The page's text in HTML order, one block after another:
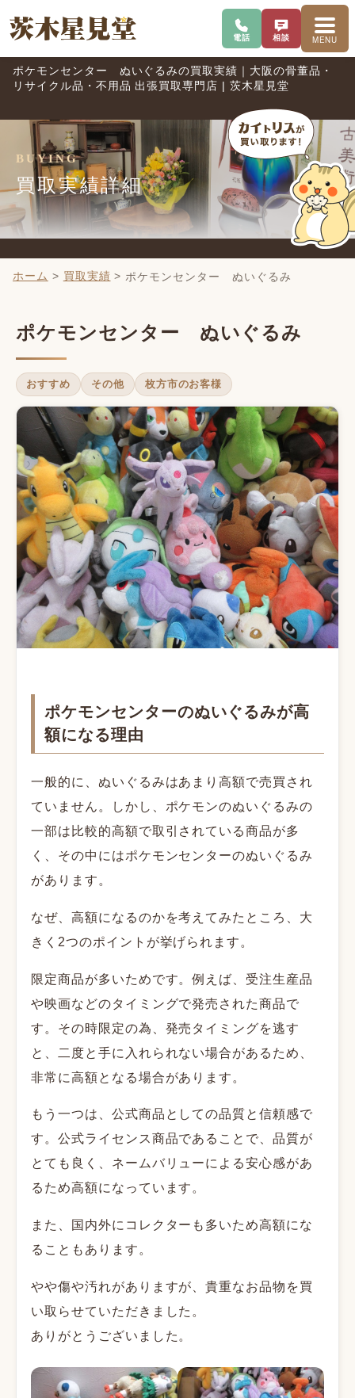
電話で問い合わせ
電話 査定を相談
相談 MENUメニ
ポケモンセンター ぬいぐるみの買取実績｜大阪の骨董品・
リサイクル品・不用品 出張買取専門店 | 茨木星見堂
BUYING
買取実績詳細
ホーム > 買取実績 > ポケモンセンター ぬいぐるみ
ポケモンセンター ぬいぐるみ
おすすめ その他 枚方市のお客様
ポケモンセンターのぬいぐるみが高
額になる理由
一般的に、ぬいぐるみはあまり高額で売買され
ていません。しかし、ポケモンのぬいぐるみの
一部は比較的高額で取引されている商品が多
く、その中にはポケモンセンターのぬいぐるみ
があります。
なぜ、高額になるのかを考えてみたところ、大
きく2つのポイントが挙げられます。
限定商品が多いためです。例えば、受注生産品
や映画などのタイミングで発売された商品で
す。その時限定の為、発売タイミングを逃す
と、二度と手に入れられない場合があるため、
非常に高額となる場合があります。
もう一つは、公式商品としての品質と信頼感で
す。公式ライセンス商品であることで、品質が
とても良く、ネームバリューによる安心感があ
るため高額になっています。
また、国内外にコレクターも多いため高額にな
ることもあります。
やや傷や汚れがありますが、貴重なお品物を買
い取らせていただきました。
ありがとうございました。